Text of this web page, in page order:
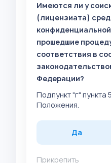
Имеются ли у
(лицензиата)
прошедшие
соответствия в
Федерации?
Подпункт "г" пункта
Положения.
Да
Прикрепить